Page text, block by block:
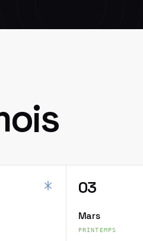
03
Mars
PRINTEMPS